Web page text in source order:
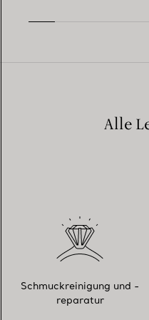
Alle
Schmuckreinigung und -
reparatur